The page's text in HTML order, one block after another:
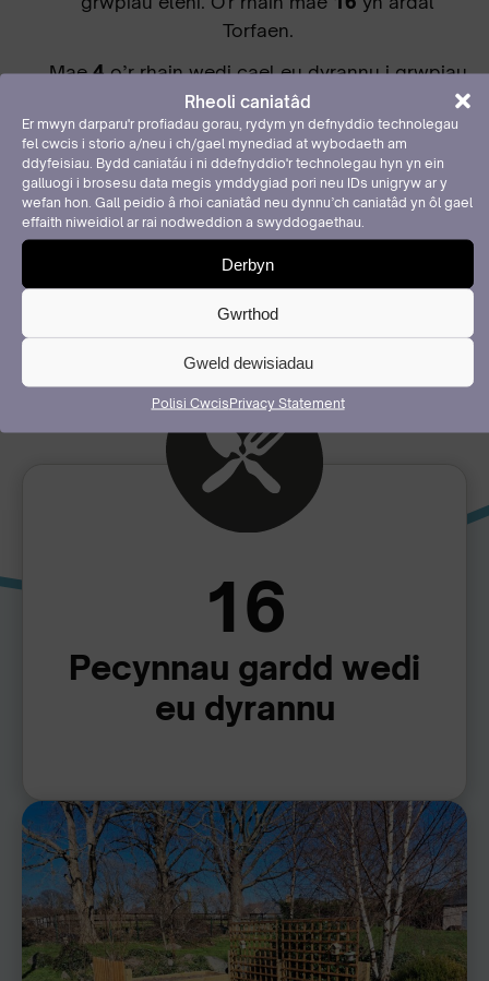
Rheoli caniatâd
Er mwyn darparu'r profiadau gorau, rydym yn defnyddio technolegau
fel cwcis i storio a/neu i ch/gael mynediad at wybodaeth am
ddyfeisiau. Bydd caniatáu i ni ddefnyddio'r technolegau hyn yn ein
galluogi i brosesu data megis ymddygiad pori neu IDs unigryw ar y
wefan hon. Gall peidio â rhoi caniatâd neu dynnu’ch caniatâd yn ôl gael
effaith niweidiol ar rai nodweddion a swyddogaethau.
Derbyn
Gwrthod
Gweld dewisiadau
Polisi CwcisPrivacy Statement
Torfaen.
Mae4o’r rhain wedi cael eu dyrannu i grwpiau
â chyfranogwyr anabl.
Mae3o’r rhain wedi cael eu dyrannu i grwpiau
sydd yn cynnwys cyfranogwyr o dan anfantais
gymdeithasol.
Mae5o’r rhain wedi cael eu dyrannu i grwpiau
sydd yn cynnwys pobl ifanc.
16
Pecynnau gardd wedi
eu dyrannu